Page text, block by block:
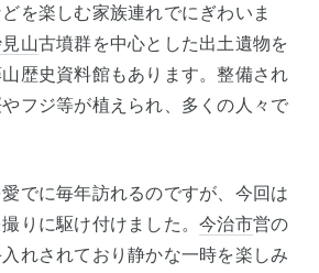
を楽しむ家族連れでにぎわいま
山古墳群を中心とした出土遺物を
歴史資料館もあります。整備され
フジ等が植えられ、多くの人々で
でに毎年訪れるのですが、今回は
りに駆け付けました。 今治市営の
れされており静かな一時を楽しみ